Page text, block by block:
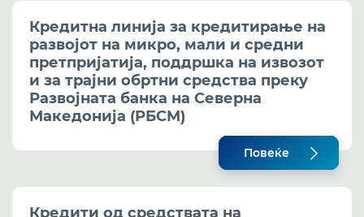
Кредитна линија за кредитирање на
развојот на микро, мали и средни
претпријатија, поддршка на извозот
и за трајни обртни средства преку
Развојната банка на Северна
Македонија (РБСМ)
Повеќе
Кредити од средствата на